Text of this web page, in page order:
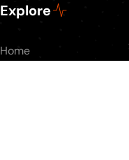
Explore
Home